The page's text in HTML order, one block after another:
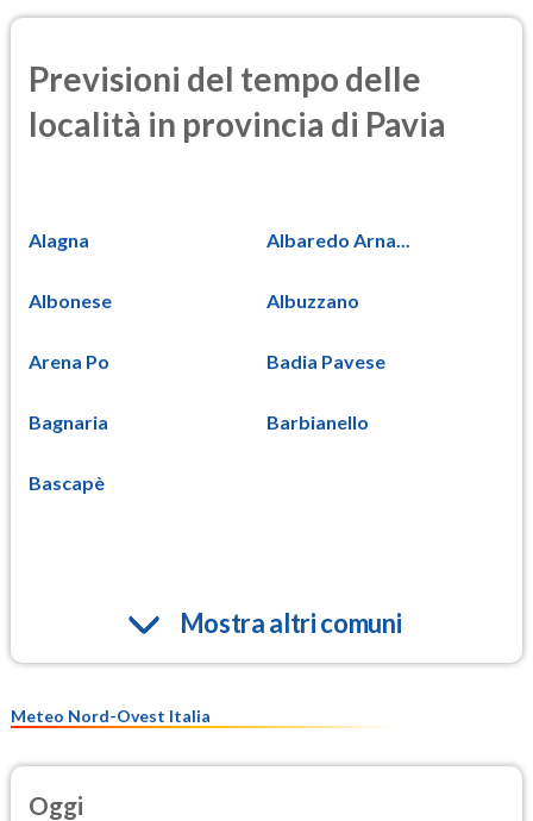
Previsioni del tempo delle
località in provincia di Pavia
Alagna Albaredo Arna...
Albonese Albuzzano
Arena Po Badia Pavese
Bagnaria Barbianello
Bascapè
Mostra altri comuni
Meteo Nord-Ovest Italia
Oggi